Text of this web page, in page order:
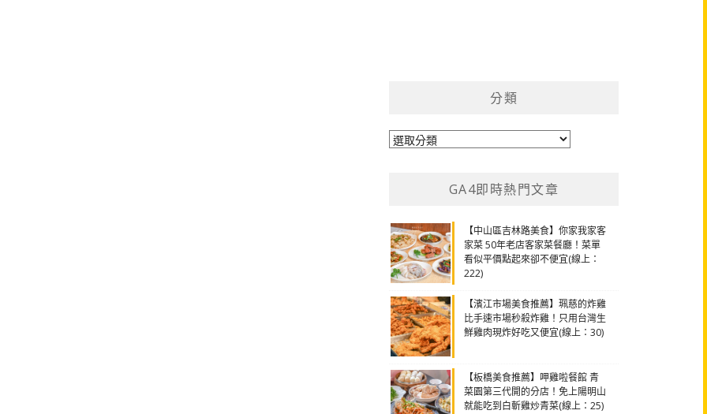
分類
分
GA4即時熱門文章
【中山區吉林路美食】你家我家客
家菜 50年老店客家菜餐廳！菜單
看似平價點起來卻不便宜(線上：
222)
【濱江市場美食推薦】珮慈的炸雞
比手速市場秒殺炸雞！只用台灣生
鮮雞肉現炸好吃又便宜(線上：30)
【板橋美食推薦】呷雞啦餐館 青
菜園第三代開的分店！免上陽明山
就能吃到白斬雞炒青菜(線上：25)